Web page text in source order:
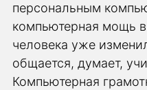
персональным
компьютерная мощь в
человека уже
общается, думает,
Компьютерная